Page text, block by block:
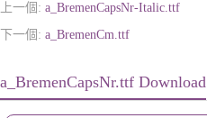
上一個: a_BremenCapsNr-Italic.ttf
下一個: a_BremenCm.ttf
a_BremenCapsNr.ttf Download